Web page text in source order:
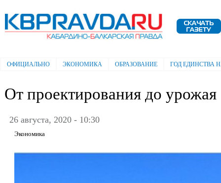
Электронная газета "Кабардино-
Балкарская правда"
Главное меню
ОФИЦИАЛЬНО ЭКОНОМИКА ОБРАЗОВАНИЕ ГОД ЕДИНСТВА
От проектирования до урожая
26 августа, 2020 - 10:30
Экономика